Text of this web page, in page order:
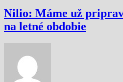
Nilio: Máme už
na letné obdobie